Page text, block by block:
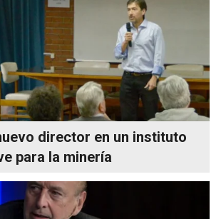
director en un instituto
para la minería